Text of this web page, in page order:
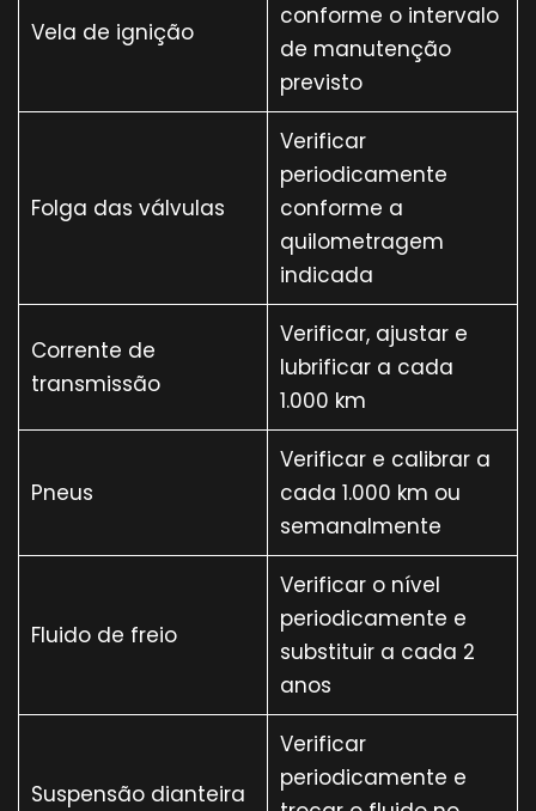
Vela de ignição
conforme o intervalo
de manutenção
previsto
Folga das válvulas
Verificar
periodicamente
conforme a
quilometragem
indicada
Corrente de
transmissão
Verificar, ajustar e
lubrificar a cada
1.000 km
Pneus
Verificar e calibrar a
cada 1.000 km ou
semanalmente
Fluido de freio
Verificar o nível
periodicamente e
substituir a cada 2
anos
Suspensão dianteira
Verificar
periodicamente e